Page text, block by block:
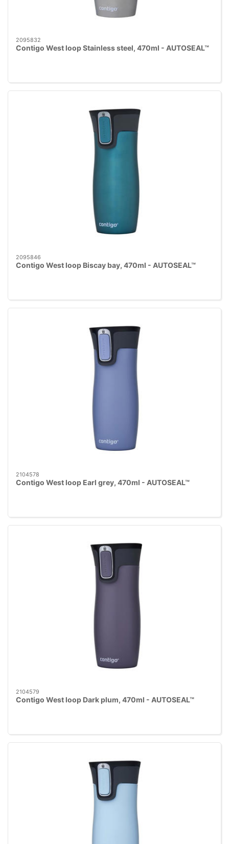
2095832
Contigo West loop Stainless steel, 470ml - AUTOSEAL™
2095846
Contigo West loop Biscay bay, 470ml - AUTOSEAL™
2104578
Contigo West loop Earl grey, 470ml - AUTOSEAL™
2104579
Contigo West loop Dark plum, 470ml - AUTOSEAL™